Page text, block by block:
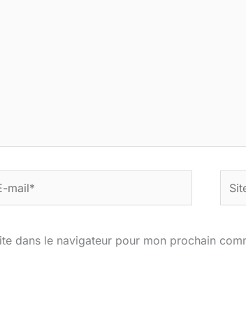
dans le navigateur pour mon prochain